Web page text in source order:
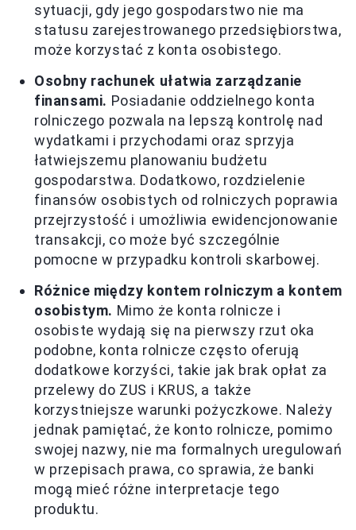
sytuacji, gdy jego gospodarstwo nie ma
statusu zarejestrowanego przedsiębiorstwa,
może korzystać z konta osobistego.
Osobny rachunek ułatwia zarządzanie
finansami. Posiadanie oddzielnego konta
rolniczego pozwala na lepszą kontrolę nad
wydatkami i przychodami oraz sprzyja
łatwiejszemu planowaniu budżetu
gospodarstwa. Dodatkowo, rozdzielenie
finansów osobistych od rolniczych poprawia
przejrzystość i umożliwia ewidencjonowanie
transakcji, co może być szczególnie
pomocne w przypadku kontroli skarbowej.
Różnice między kontem rolniczym a kontem
osobistym. Mimo że konta rolnicze i
osobiste wydają się na pierwszy rzut oka
podobne, konta rolnicze często oferują
dodatkowe korzyści, takie jak brak opłat za
przelewy do ZUS i KRUS, a także
korzystniejsze warunki pożyczkowe. Należy
jednak pamiętać, że konto rolnicze, pomimo
swojej nazwy, nie ma formalnych uregulowań
w przepisach prawa, co sprawia, że banki
mogą mieć różne interpretacje tego
produktu.